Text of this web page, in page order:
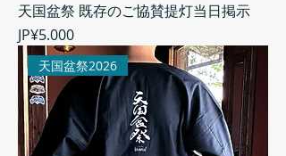
天国盆祭 既存のご協賛提灯当日掲示
Harga
JP¥5.000
天国盆祭2026